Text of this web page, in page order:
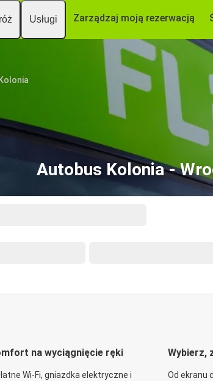
Usługi Zarządzaj moją rezerwacją
Kolonia
Autobus Kolonia -
na wyciągnięcie ręki
Wi-Fi, gniazdka elektryczne i
Wybierz,
Od ekranu